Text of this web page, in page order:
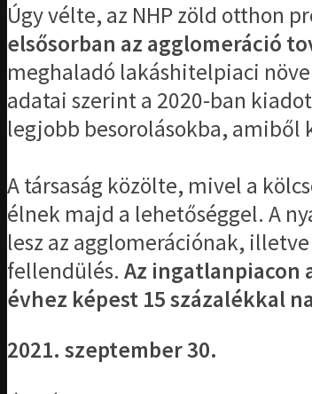
Úgy vélte, az NHP zöld otthon
elsősorban az agglomeráció
meghaladó lakáshitelpiaci
adatai szerint a 2020-ban
legjobb besorolásokba, amiből
A társaság közölte, mivel a
élnek majd a lehetőséggel. A
lesz az agglomerációnak,
fellendülés. Az ingatlanpiacon
évhez képest 15 százalékkal
2021. szeptember 30.